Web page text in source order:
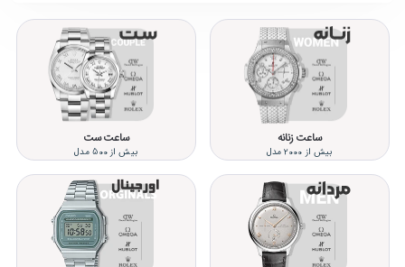
ساعت زنانه
بیش از 2000 مدل
ساعت ست
بیش از 500 مدل